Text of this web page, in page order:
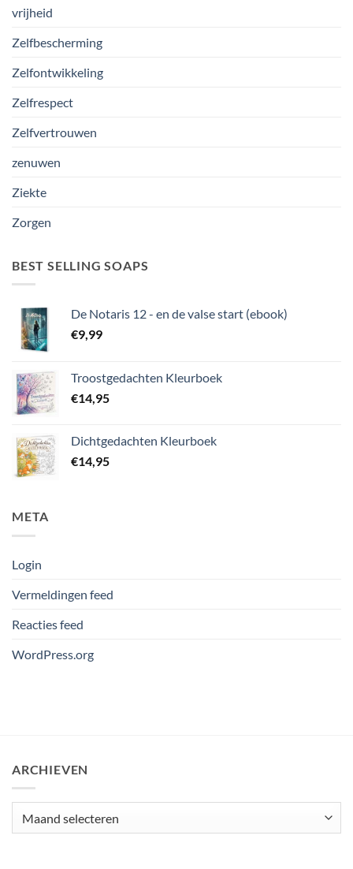
vrijheid
Zelfbescherming
Zelfontwikkeling
Zelfrespect
Zelfvertrouwen
zenuwen
Ziekte
Zorgen
BEST SELLING SOAPS
De Notaris 12 - en de valse start (ebook)
€9,99
Troostgedachten Kleurboek
€14,95
Dichtgedachten Kleurboek
€14,95
META
Login
Vermeldingen feed
Reacties feed
WordPress.org
ARCHIEVEN